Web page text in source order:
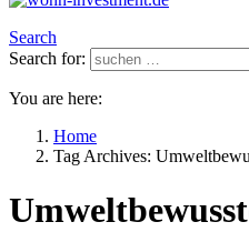
Search
Search for:
You are here:
Home
Tag Archives: